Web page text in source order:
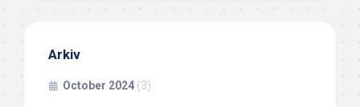
Arkiv
October 2024 (3)